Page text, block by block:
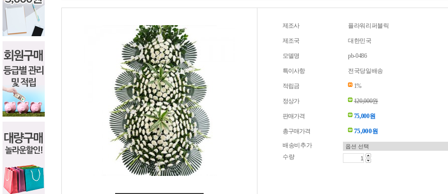
제조사 플라워리퍼블릭
제조국 대한민국
모델명 pb-0486
특이사항 전국당일배송
적립금 1%
정상가 120,000원
판매가격 75,000원
총구매가격 75,000원
배송비추가
수량